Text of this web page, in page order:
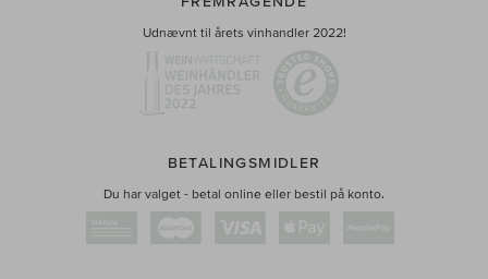
Udnævnt til årets vinhandler 2022!
BETALINGSMIDLER
Du har valget - betal online eller bestil på konto.